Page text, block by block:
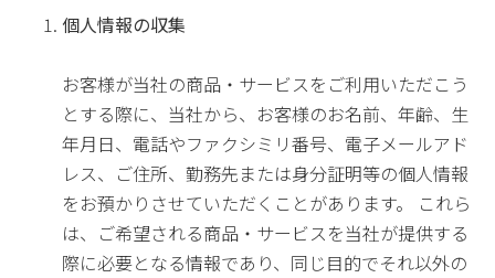
個人情報の収集
お客様が当社の商品・サービスをご利用いただこう
とする際に、当社から、お客様のお名前、年齢、生
年月日、電話やファクシミリ番号、電子メールアド
レス、ご住所、勤務先または身分証明等の個人情報
をお預かりさせていただくことがあります。 これら
は、ご希望される商品・サービスを当社が提供する
際に必要となる情報であり、同じ目的でそれ以外の